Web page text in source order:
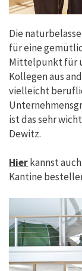
Die
für eine
Mittelpunkt für
Kollegen aus
vielleicht
ist das sehr
Dewitz.
Hierkannst
Kantine